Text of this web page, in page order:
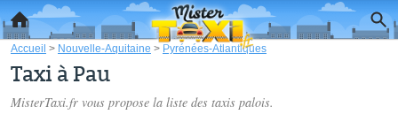
Accueil > Nouvelle-Aquitaine > Pyrénées-Atlantiques
Taxi à Pau
MisterTaxi.fr vous propose la liste des taxis palois.